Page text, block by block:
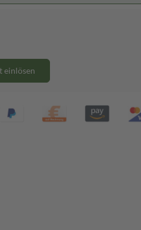
einlösen